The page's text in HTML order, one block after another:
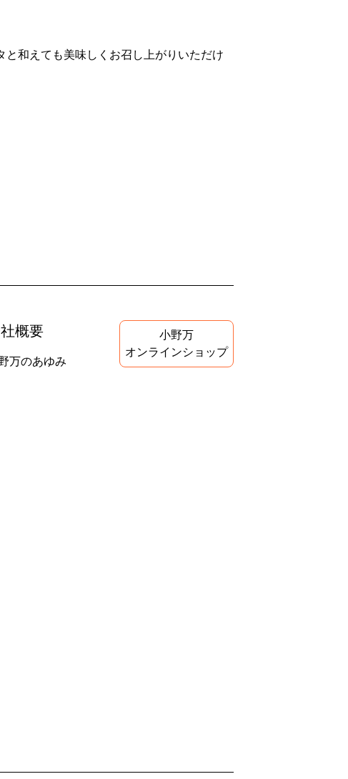
と和えても美味しくお召し上がりいただけ
概要
万のあゆみ
小野万
オンラインショップ